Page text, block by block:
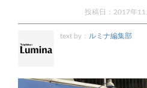
投稿日：2017年11
text by： ルミナ編集部